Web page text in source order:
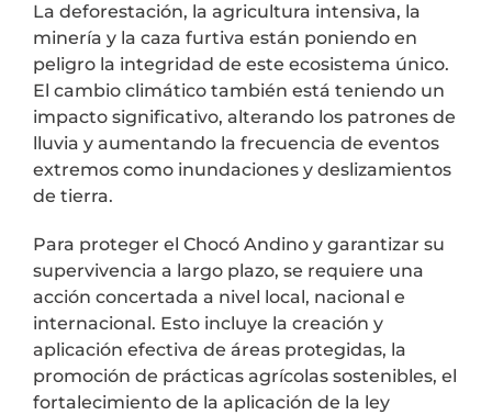
La deforestación, la agricultura intensiva, la
minería y la caza furtiva están poniendo en
peligro la integridad de este ecosistema único.
El cambio climático también está teniendo un
impacto significativo, alterando los patrones de
lluvia y aumentando la frecuencia de eventos
extremos como inundaciones y deslizamientos
de tierra.
Para proteger el Chocó Andino y garantizar su
supervivencia a largo plazo, se requiere una
acción concertada a nivel local, nacional e
internacional. Esto incluye la creación y
aplicación efectiva de áreas protegidas, la
promoción de prácticas agrícolas sostenibles, el
fortalecimiento de la aplicación de la ley